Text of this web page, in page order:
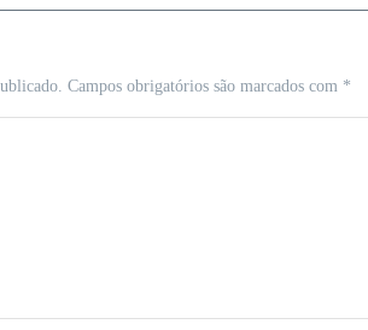
Campos obrigatórios são marcados com *